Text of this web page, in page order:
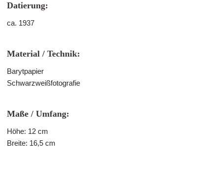
Datierung:
ca. 1937
Material / Technik:
Barytpapier
Schwarzweißfotografie
Maße / Umfang:
Höhe: 12 cm
Breite: 16,5 cm